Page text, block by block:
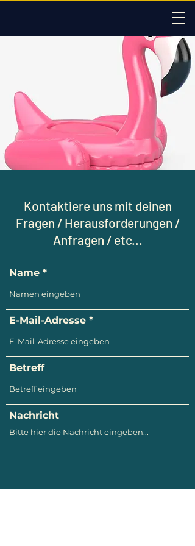
Kontaktiere uns mit deinen
Fragen / Herausforderungen /
Anfragen / etc...
Name
E-Mail-Adresse
Betreff
Nachricht